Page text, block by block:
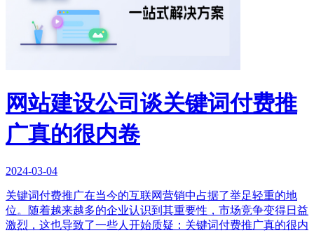
网站建设公司谈关键词付费推
广真的很内卷
2024-03-04
关键词付费推广在当今的互联网营销中占据了举足轻重的地
位。随着越来越多的企业认识到其重要性，市场竞争变得日益
激烈，这也导致了一些人开始质疑：关键词付费推广真的很内